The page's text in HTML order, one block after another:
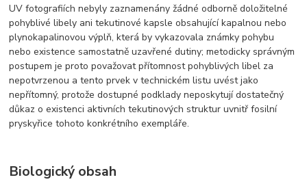
UV fotografiích nebyly zaznamenány žádné odborně doložitelné
pohyblivé libely ani tekutinové kapsle obsahující kapalnou nebo
plynokapalinovou výplň, která by vykazovala známky pohybu
nebo existence samostatně uzavřené dutiny; metodicky správným
postupem je proto považovat přítomnost pohyblivých libel za
nepotvrzenou a tento prvek v technickém listu uvést jako
nepřítomný, protože dostupné podklady neposkytují dostatečný
důkaz o existenci aktivních tekutinových struktur uvnitř fosilní
pryskyřice tohoto konkrétního exempláře.
Biologický obsah